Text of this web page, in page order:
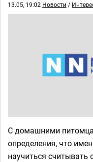
13.05, 19:02 Новости /
С домашними
определения, что
научиться считывать